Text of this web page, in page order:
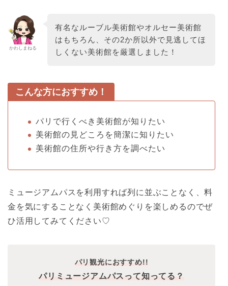
かわしまねる
有名なルーブル美術館やオルセー美術館
はもちろん、その2か所以外で見逃してほ
しくない美術館を厳選しました！
こんな方におすすめ！
パリで行くべき美術館が知りたい
美術館の見どころを簡潔に知りたい
美術館の住所や行き方を調べたい
ミュージアムパスを利用すれば列に並ぶことなく、料
金を気にすることなく美術館めぐりを楽しめるのでぜ
ひ活用してみてください♡
パリ観光におすすめ!!
パリミュージアムパスって知ってる？